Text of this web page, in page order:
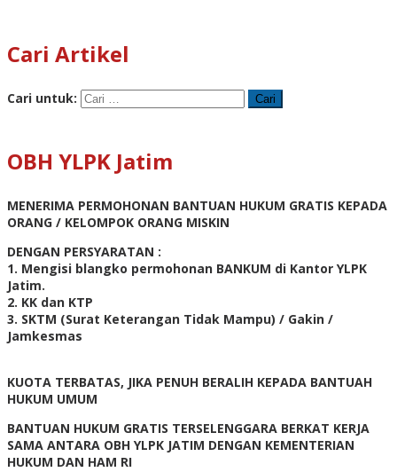
Cari Artikel
Cari untuk:
OBH YLPK Jatim
MENERIMA PERMOHONAN BANTUAN HUKUM GRATIS KEPADA
ORANG / KELOMPOK ORANG MISKIN
DENGAN PERSYARATAN :
1. Mengisi blangko permohonan BANKUM di Kantor YLPK
Jatim.
2. KK dan KTP
3. SKTM (Surat Keterangan Tidak Mampu) / Gakin /
Jamkesmas
KUOTA TERBATAS, JIKA PENUH BERALIH KEPADA BANTUAH
HUKUM UMUM
BANTUAN HUKUM GRATIS TERSELENGGARA BERKAT KERJA
SAMA ANTARA OBH YLPK JATIM DENGAN KEMENTERIAN
HUKUM DAN HAM RI